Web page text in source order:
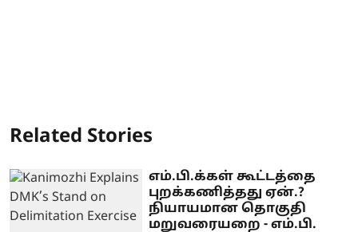
Related Stories
எம்.பி.க்கள் கூட்டத்தை
புறக்கணித்தது ஏன்.?
நியாயமான தொகுதி
மறுவரையறை - எம்.பி.